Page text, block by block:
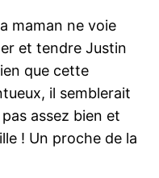
maman ne voie
et tendre Justin
que cette
il semblerait
assez bien et
! Un proche de la